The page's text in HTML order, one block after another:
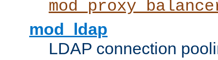
mod_ldap
LDAP connection